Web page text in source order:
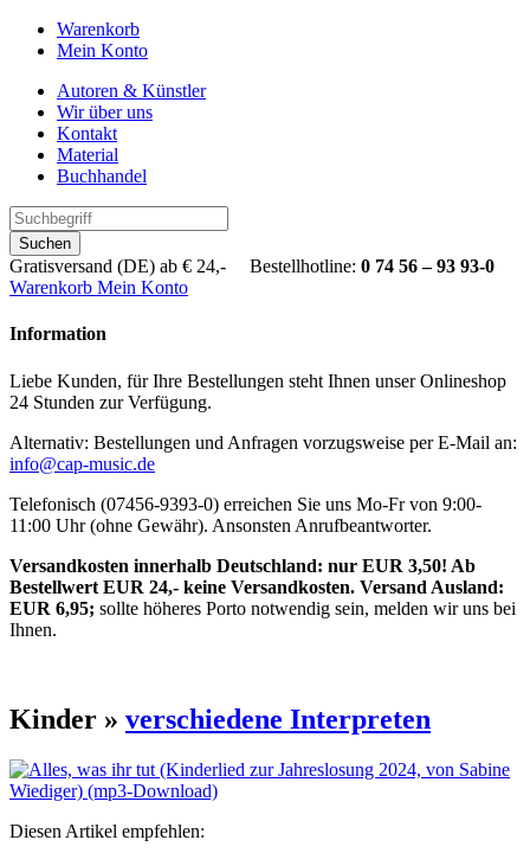
Warenkorb
Mein Konto
Autoren & Künstler
Wir über uns
Kontakt
Material
Buchhandel
Suchen
Gratisversand (DE) ab € 24,- Bestellhotline: 0 74 56 – 93 93-0
Warenkorb Mein Konto
Information
Liebe Kunden, für Ihre Bestellungen steht Ihnen unser Onlineshop
24 Stunden zur Verfügung.
Alternativ: Bestellungen und Anfragen vorzugsweise per E-Mail an:
info@cap-music.de
Telefonisch (07456-9393-0) erreichen Sie uns Mo-Fr von 9:00-
11:00 Uhr (ohne Gewähr). Ansonsten Anrufbeantworter.
Versandkosten innerhalb Deutschland: nur EUR 3,50! Ab
Bestellwert EUR 24,- keine Versandkosten. Versand Ausland:
EUR 6,95; sollte höheres Porto notwendig sein, melden wir uns bei
Ihnen.
Kinder » verschiedene Interpreten
Diesen Artikel empfehlen: